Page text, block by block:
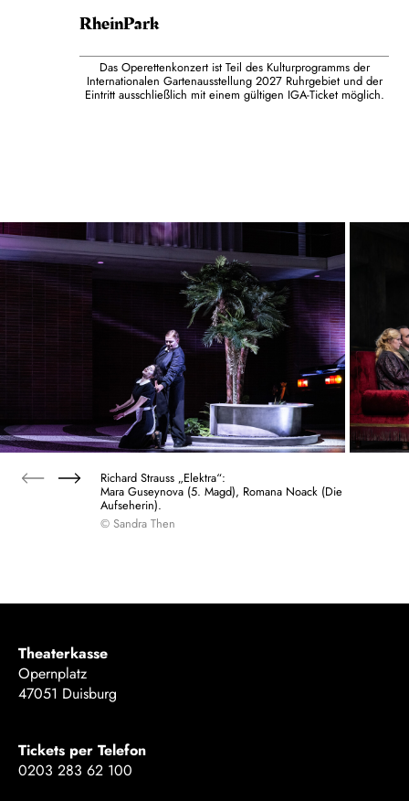
RheinPark
Das Operettenkonzert ist Teil des Kulturprogramms der
Internationalen Gartenausstellung 2027 Ruhrgebiet und der
Eintritt ausschließlich mit einem gültigen IGA-Ticket möglich.
Richard Strauss „Elektra“:
Mara Guseynova (5. Magd), Romana Noack (Die
Aufseherin).
© Sandra Then
Theaterkasse
Opernplatz
47051 Duisburg
Tickets per Telefon
0203 283 62 100